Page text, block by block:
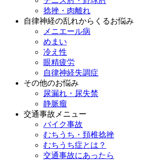
捻挫・肉離れ
自律神経の乱れからくるお悩み
メニエール病
めまい
冷え性
眼精疲労
自律神経失調症
その他のお悩み
尿漏れ・尿失禁
静脈瘤
交通事故メニュー
バイク事故
むちうち・頚椎捻挫
むちうち症とは？
交通事故にあったら